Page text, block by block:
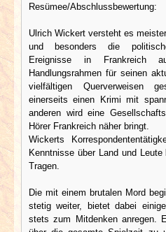
Resümee/Abschlussbewertung:
Ulrich Wickert versteht es
und besonders die
Ereignisse in Frankreich
Handlungsrahmen für seinen
vielfältigen Querverweisen
einerseits einen Krimi mit
anderen wird eine
Hörer Frankreich näher bringt.
Wickerts
Kenntnisse über Land und
Tragen.
Die mit einem brutalen Mord
stetig weiter, bietet dabei
stets zum Mitdenken anregen.